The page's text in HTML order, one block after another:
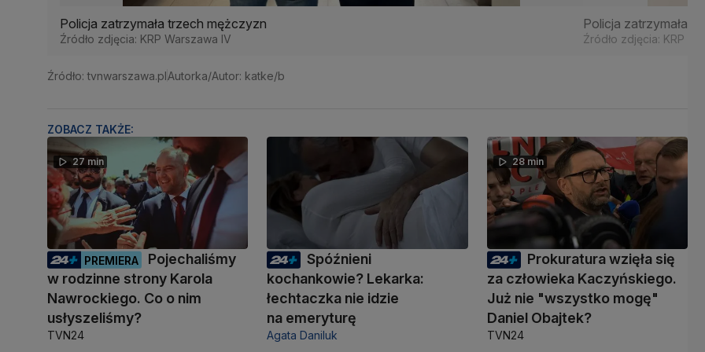
Policja zatrzymała trzech mężczyzn
Źródło zdjęcia: KRP Warszawa IV
Policja zatrzymała
Źródło zdjęcia: KRP
Źródło: tvnwarszawa.plAutorka/Autor: katke/b
ZOBACZ TAKŻE:
27 min
PREMIERA
Pojechaliśmy
w rodzinne strony Karola
Nawrockiego. Co o nim
usłyszeliśmy?
TVN24
Spóźnieni
kochankowie? Lekarka:
łechtaczka nie idzie
na emeryturę
Agata Daniluk
28 min
Prokuratura wzięła się
za człowieka Kaczyńskiego.
Już nie "wszystko mogę"
Daniel Obajtek?
TVN24